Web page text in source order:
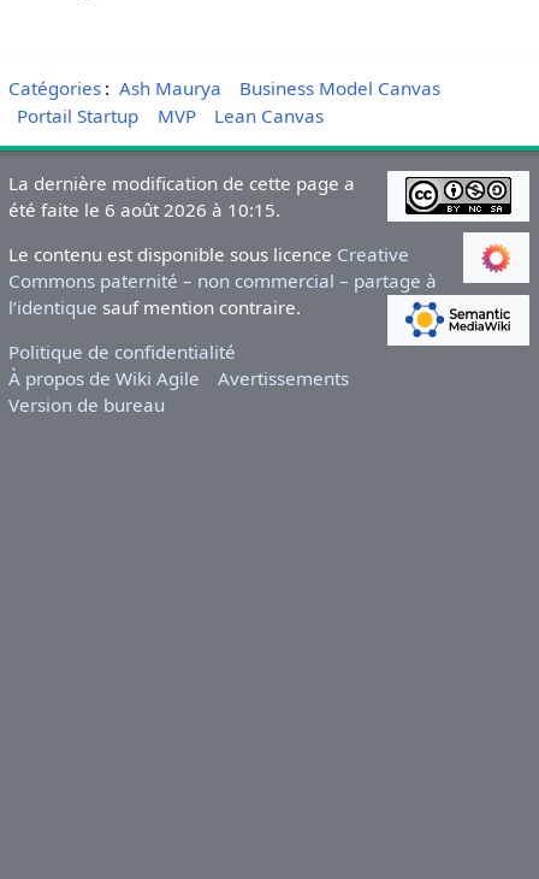
Catégories: Ash Maurya
Business Model Canvas
Portail Startup
MVP Lean Canvas
La dernière modification de cette page a
été faite le 6 août 2026 à 10:15.
Le contenu est disponible sous licence Creative
Commons paternité – non commercial – partage à
l’identique sauf mention contraire.
Politique de confidentialité
À propos de Wiki Agile
Avertissements
Version de bureau